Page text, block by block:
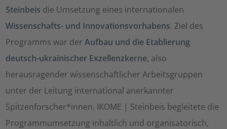
Steinbeis die Umsetzung eines internationalen
Wissenschafts- und Innovationsvorhabens. Ziel des
Programms war derAufbau und die Etablierung
deutsch-ukrainischer Exzellenzkerne, also
herausragender wissenschaftlicher Arbeitsgruppen
unter der Leitung international anerkannter
Spitzenforscher*innen. IKOME | Steinbeis begleitete die
Programmumsetzung inhaltlich und organisatorisch,